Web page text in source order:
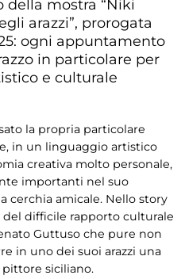
mostra “Niki
arazzi”, prorogata
ogni appuntamento
in particolare per
e culturale
la propria particolare
in un linguaggio artistico
creativa molto personale,
importanti nel suo
cerchia amicale. Nello story
difficile rapporto culturale
Guttuso che pure non
in uno dei suoi arazzi una
siciliano.